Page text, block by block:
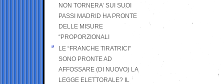
NON TORNERA’ SUI SUOI
PASSI MADRID HA PRONTE
DELLE MISURE
“PROPORZIONALI
LE “FRANCHE TIRATRICI”
SONO PRONTE AD
AFFOSSARE (DI NUOVO) LA
LEGGE ELETTORALE? IL